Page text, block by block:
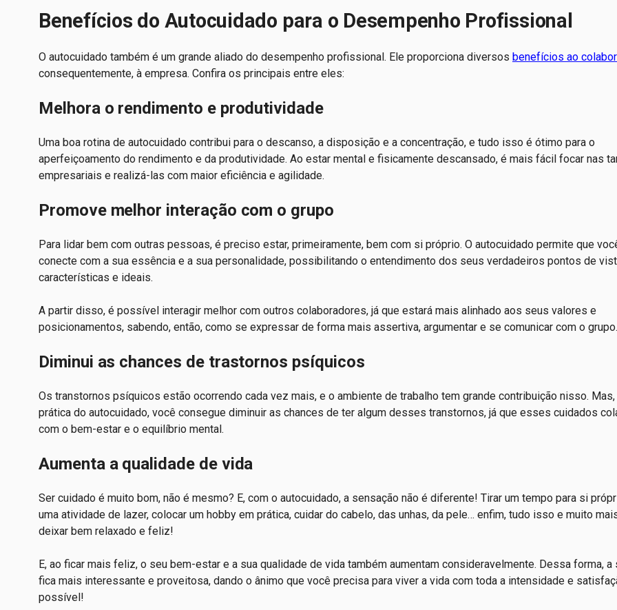
Benefícios do Autocuidado para o Desempenho Profissional
O autocuidado também é um grande aliado do desempenho profissional. Ele proporciona diversos benefícios ao
consequentemente, à empresa. Confira os principais entre eles:
Melhora o rendimento e produtividade
Uma boa rotina de autocuidado contribui para o descanso, a disposição e a concentração, e tudo isso é ótimo para o
aperfeiçoamento do rendimento e da produtividade. Ao estar mental e fisicamente descansado, é mais fácil focar nas
empresariais e realizá-las com maior eficiência e agilidade.
Promove melhor interação com o grupo
Para lidar bem com outras pessoas, é preciso estar, primeiramente, bem com si próprio. O autocuidado permite que
conecte com a sua essência e a sua personalidade, possibilitando o entendimento dos seus verdadeiros pontos de
características e ideais.
A partir disso, é possível interagir melhor com outros colaboradores, já que estará mais alinhado aos seus valores e
posicionamentos, sabendo, então, como se expressar de forma mais assertiva, argumentar e se comunicar com o grupo.
Diminui as chances de trastornos psíquicos
Os transtornos psíquicos estão ocorrendo cada vez mais, e o ambiente de trabalho tem grande contribuição nisso. Mas,
prática do autocuidado, você consegue diminuir as chances de ter algum desses transtornos, já que esses cuidados
com o bem-estar e o equilíbrio mental.
Aumenta a qualidade de vida
Ser cuidado é muito bom, não é mesmo? E, com o autocuidado, a sensação não é diferente! Tirar um tempo para si
uma atividade de lazer, colocar um hobby em prática, cuidar do cabelo, das unhas, da pele… enfim, tudo isso e muito
deixar bem relaxado e feliz!
E, ao ficar mais feliz, o seu bem-estar e a sua qualidade de vida também aumentam consideravelmente. Dessa forma, a
fica mais interessante e proveitosa, dando o ânimo que você precisa para viver a vida com toda a intensidade e
possível!